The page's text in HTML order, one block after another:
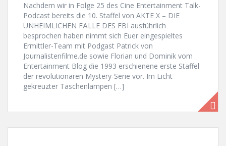
Nachdem wir in Folge 25 des Cine Entertainment Talk-
Podcast bereits die 10. Staffel von AKTE X – DIE
UNHEIMLICHEN FÄLLE DES FBI ausführlich
besprochen haben nimmt sich Euer eingespieltes
Ermittler-Team mit Podgast Patrick von
Journalistenfilme.de sowie Florian und Dominik vom
Entertainment Blog die 1993 erschienene erste Staffel
der revolutionären Mystery-Serie vor. Im Licht
gekreuzter Taschenlampen […]